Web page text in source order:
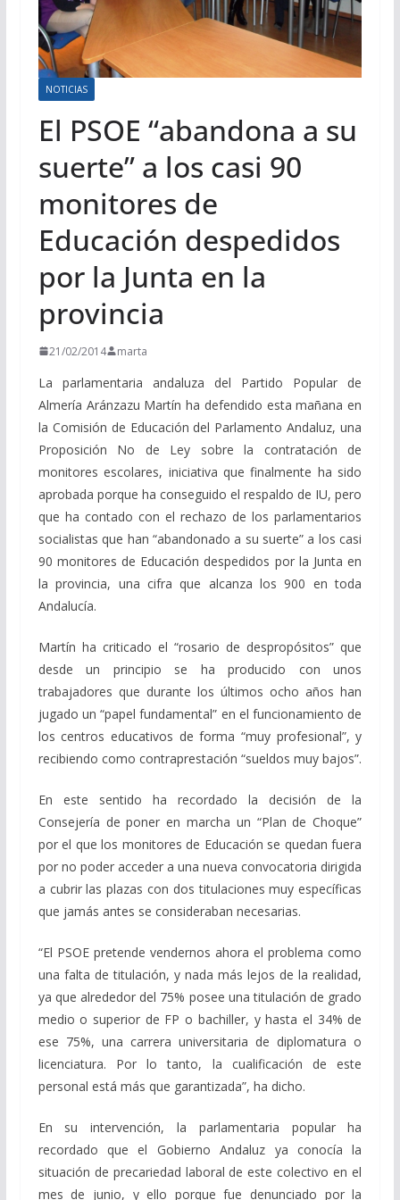
NOTICIAS
El PSOE “abandona a su
suerte” a los casi 90
monitores de
Educación despedidos
por la Junta en la
provincia
21/02/2014 marta
La parlamentaria andaluza del Partido Popular de
Almería Aránzazu Martín ha defendido esta mañana en
la Comisión de Educación del Parlamento Andaluz, una
Proposición No de Ley sobre la contratación de
monitores escolares, iniciativa que finalmente ha sido
aprobada porque ha conseguido el respaldo de IU, pero
que ha contado con el rechazo de los parlamentarios
socialistas que han “abandonado a su suerte” a los casi
90 monitores de Educación despedidos por la Junta en
la provincia, una cifra que alcanza los 900 en toda
Andalucía.
Martín ha criticado el “rosario de despropósitos” que
desde un principio se ha producido con unos
trabajadores que durante los últimos ocho años han
jugado un “papel fundamental” en el funcionamiento de
los centros educativos de forma “muy profesional”, y
recibiendo como contraprestación “sueldos muy bajos”.
En este sentido ha recordado la decisión de la
Consejería de poner en marcha un “Plan de Choque”
por el que los monitores de Educación se quedan fuera
por no poder acceder a una nueva convocatoria dirigida
a cubrir las plazas con dos titulaciones muy específicas
que jamás antes se consideraban necesarias.
“El PSOE pretende vendernos ahora el problema como
una falta de titulación, y nada más lejos de la realidad,
ya que alrededor del 75% posee una titulación de grado
medio o superior de FP o bachiller, y hasta el 34% de
ese 75%, una carrera universitaria de diplomatura o
licenciatura. Por lo tanto, la cualificación de este
personal está más que garantizada”, ha dicho.
En su intervención, la parlamentaria popular ha
recordado que el Gobierno Andaluz ya conocía la
situación de precariedad laboral de este colectivo en el
mes de junio, y ello porque fue denunciado por la